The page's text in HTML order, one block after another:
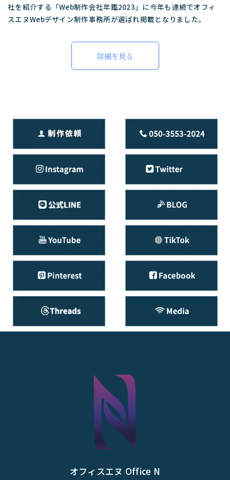
社を紹介する「Web制作会社年鑑2023」に今年も連続でオフィ
スエヌWebデザイン制作事務所が選ばれ掲載となりました。
詳細を見る
オフィスエヌ Office N